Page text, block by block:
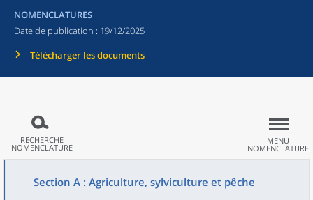
NOMENCLATURES
Date de publication : 19/12/2025
Télécharger les documents
RECHERCHE
NOMENCLATURE
MENU
NOMENCLATURE
Section A : Agriculture, sylviculture et pêche